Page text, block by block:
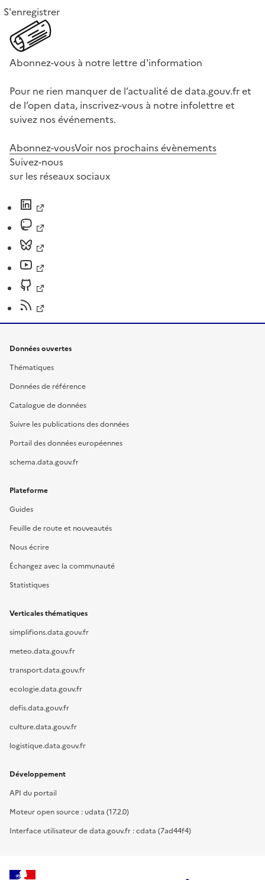
S'enregistrer
Abonnez-vous à notre lettre d'information
Pour ne rien manquer de l’actualité de data.gouv.fr et
de l’open data, inscrivez-vous à notre infolettre et
suivez nos événements.
Abonnez-vousVoir nos prochains évènements
Suivez-nous
sur les réseaux sociaux
Données ouvertes
Thématiques
Données de référence
Catalogue de données
Suivre les publications des données
Portail des données européennes
schema.data.gouv.fr
Plateforme
Guides
Feuille de route et nouveautés
Nous écrire
Échangez avec la communauté
Statistiques
Verticales thématiques
simplifions.data.gouv.fr
meteo.data.gouv.fr
transport.data.gouv.fr
ecologie.data.gouv.fr
defis.data.gouv.fr
culture.data.gouv.fr
logistique.data.gouv.fr
Développement
API du portail
Moteur open source : udata (17.2.0)
Interface utilisateur de data.gouv.fr : cdata (7ad44f4)